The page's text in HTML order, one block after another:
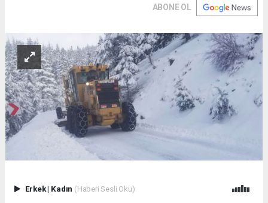
ABONE OL
Erkek| Kadın (Haberi Sesli Oku)